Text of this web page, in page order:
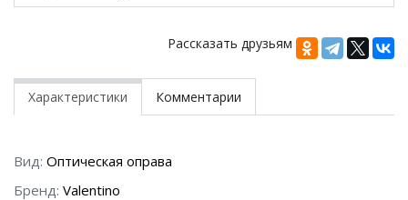
Рассказать друзьям
Характеристики Комментарии
Вид: Оптическая оправа
Бренд: Valentino